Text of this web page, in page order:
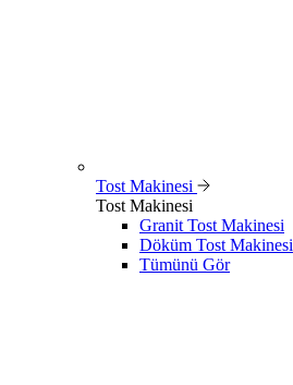
Tost Makinesi
Tost Makinesi
Granit Tost Makinesi
Döküm Tost Makinesi
Tümünü Gör